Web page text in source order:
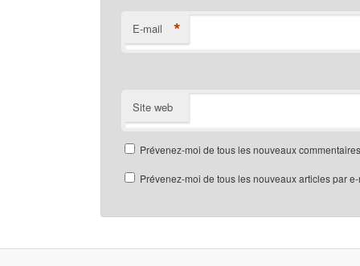
E-mail *
Site web
Prévenez-moi de tous les nouveaux
Prévenez-moi de tous les nouveaux articles par